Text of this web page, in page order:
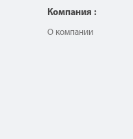
Компания :
О компании